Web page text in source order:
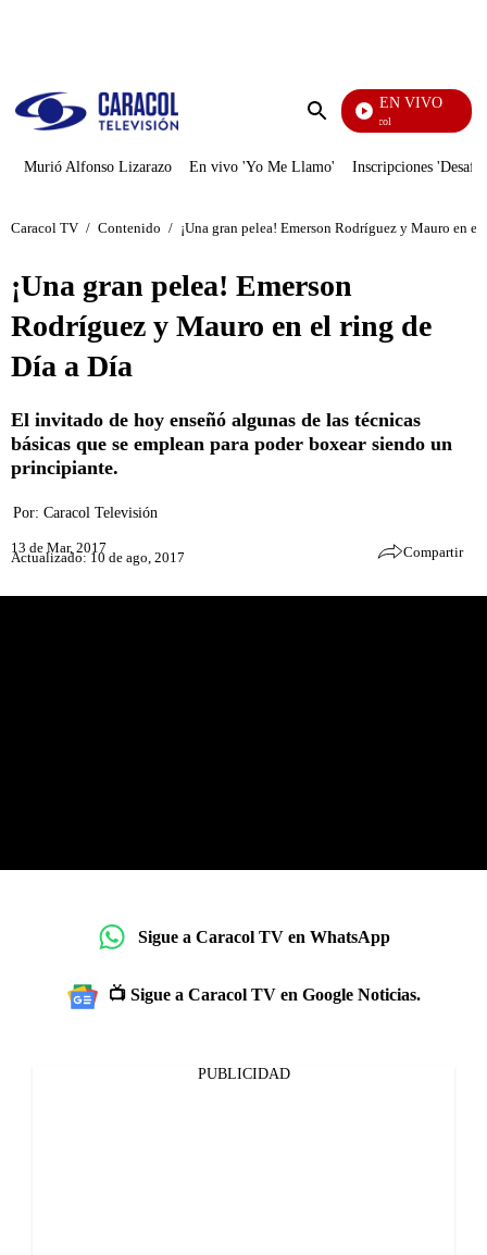
Enviar
EN VIVO
Noticias Caracol
Murió Alfonso Lizarazo En vivo 'Yo Me Llamo' Inscripciones
Caracol TV / Contenido / ¡Una gran pelea! Emerson Rodríguez y Mauro en
¡Una gran pelea! Emerson
Rodríguez y Mauro en el ring de
Día a Día
El invitado de hoy enseñó algunas de las técnicas
básicas que se emplean para poder boxear siendo un
principiante.
Por: Caracol Televisión
13 de Mar, 2017
Actualizado: 10 de ago, 2017 Compartir
Sigue a Caracol TV en WhatsApp
📺 Sigue a Caracol TV en Google Noticias.
PUBLICIDAD